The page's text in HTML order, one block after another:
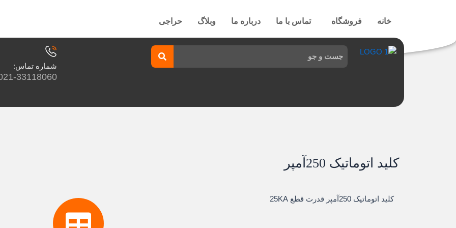
خانه فروشگاه تماس با ما درباره ما وبلاگ حراجی
شماره تماس:
33118060
کلید اتوماتیک 250آمپر
کلید اتوماتیک 250آمپر قدرت قطع 25KA